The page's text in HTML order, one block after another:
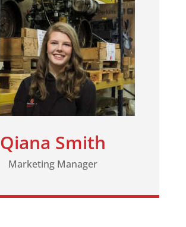
Qiana Smith
Marketing Manager